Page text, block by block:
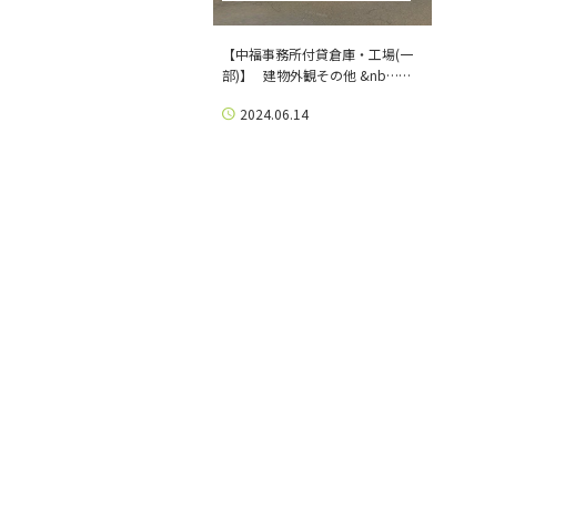
【中福事務所付貸倉庫・工場(一
部)】 建物外観その他 &nb……
2024.06.14